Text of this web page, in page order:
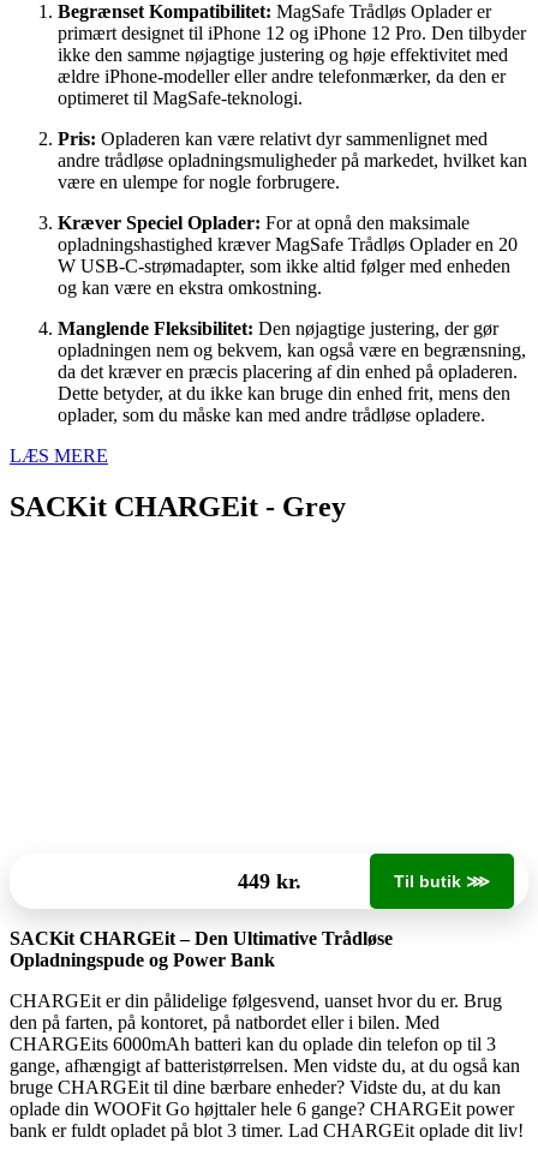
Begrænset Kompatibilitet: MagSafe Trådløs Oplader er
primært designet til iPhone 12 og iPhone 12 Pro. Den tilbyder
ikke den samme nøjagtige justering og høje effektivitet med
ældre iPhone-modeller eller andre telefonmærker, da den er
optimeret til MagSafe-teknologi.
Pris: Opladeren kan være relativt dyr sammenlignet med
andre trådløse opladningsmuligheder på markedet, hvilket kan
være en ulempe for nogle forbrugere.
Kræver Speciel Oplader: For at opnå den maksimale
opladningshastighed kræver MagSafe Trådløs Oplader en 20
W USB-C-strømadapter, som ikke altid følger med enheden
og kan være en ekstra omkostning.
Manglende Fleksibilitet: Den nøjagtige justering, der gør
opladningen nem og bekvem, kan også være en begrænsning,
da det kræver en præcis placering af din enhed på opladeren.
Dette betyder, at du ikke kan bruge din enhed frit, mens den
oplader, som du måske kan med andre trådløse opladere.
LÆS MERE
SACKit CHARGEit - Grey
449 kr. Til butik ⋙
SACKit CHARGEit – Den Ultimative Trådløse
Opladningspude og Power Bank
CHARGEit er din pålidelige følgesvend, uanset hvor du er. Brug
den på farten, på kontoret, på natbordet eller i bilen. Med
CHARGEits 6000mAh batteri kan du oplade din telefon op til 3
gange, afhængigt af batteristørrelsen. Men vidste du, at du også kan
bruge CHARGEit til dine bærbare enheder? Vidste du, at du kan
oplade din WOOFit Go højttaler hele 6 gange? CHARGEit power
bank er fuldt opladet på blot 3 timer. Lad CHARGEit oplade dit liv!